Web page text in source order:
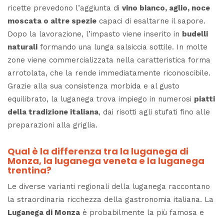
ricette prevedono l’aggiunta di vino bianco, aglio, noce
moscata o altre spezie capaci di esaltarne il sapore.
Dopo la lavorazione, l’impasto viene inserito in budelli
naturali formando una lunga salsiccia sottile. In molte
zone viene commercializzata nella caratteristica forma
arrotolata, che la rende immediatamente riconoscibile.
Grazie alla sua consistenza morbida e al gusto
equilibrato, la luganega trova impiego in numerosi piatti
della tradizione italiana, dai risotti agli stufati fino alle
preparazioni alla griglia.
Qual è la differenza tra la luganega di
Monza, la luganega veneta e la luganega
trentina?
Le diverse varianti regionali della luganega raccontano
la straordinaria ricchezza della gastronomia italiana. La
Luganega di Monza è probabilmente la più famosa e